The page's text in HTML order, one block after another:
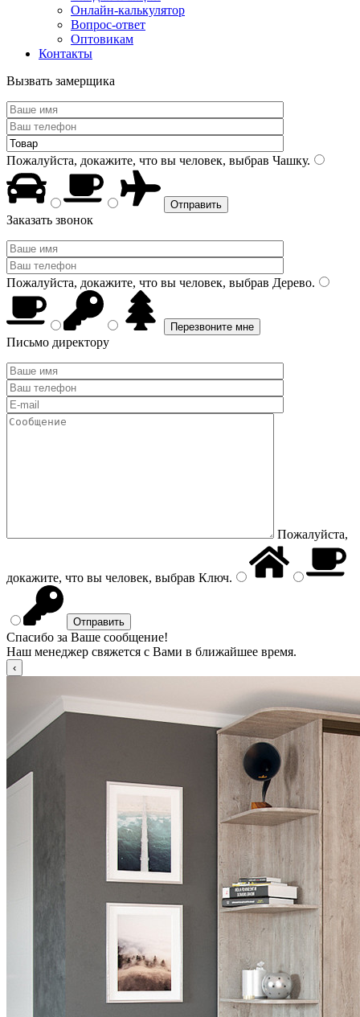
Онлайн-калькулятор
Вопрос-ответ
Оптовикам
Контакты
Вызвать замерщика
Пожалуйста, докажите, что вы человек, выбрав Чашку.
Заказать звонок
Пожалуйста, докажите, что вы человек, выбрав Дерево.
Письмо директору
Пожалуйста,
докажите, что вы человек, выбрав Ключ.
Спасибо за Ваше сообщение!
Наш менеджер свяжется с Вами в ближайшее время.